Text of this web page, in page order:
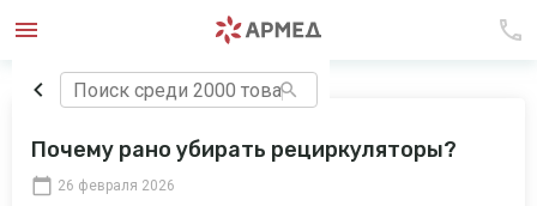
Почему рано убирать рециркуляторы?
26 февраля 2026